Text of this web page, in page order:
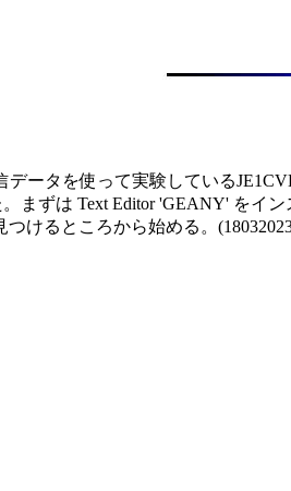
データを使って実験している
まずは Text Editor 'GEANY' をイ
つけるところから始める。